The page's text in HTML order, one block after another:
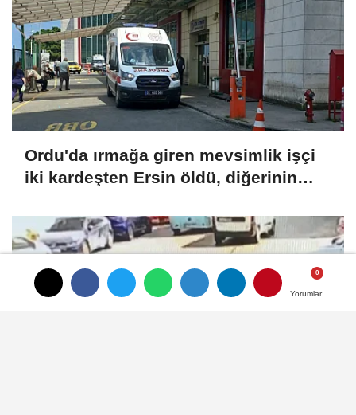
Yorumlar
Yorumlar
Ordu'da ırmağa giren mevsimlik işçi
iki kardeşten Ersin öldü, diğerinin